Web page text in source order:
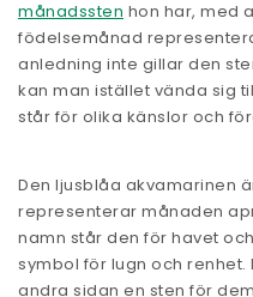
månadssten hon har, med
födelsemånad
anledning inte gillar den
kan man istället vända sig
står för olika känslor och
Den ljusblåa akvamarinen
representerar månaden
namn står den för havet
symbol för lugn och
andra sidan en sten för